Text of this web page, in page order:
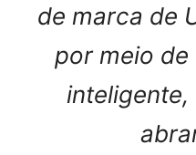
de marca de
por meio de